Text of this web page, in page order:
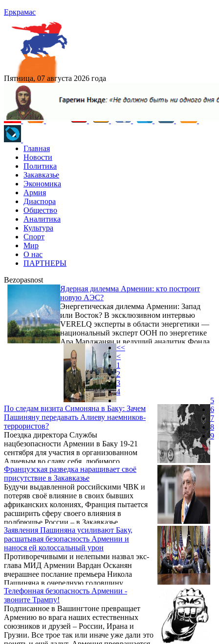
Еркрамас
Пятница, 07 августа 2026 года
Главная
Новости
Политика
Закавказье
Экономика
Армия
Диаспора
Общество
Аналитика
Культура
Спорт
Мир
О нас
ПАРТНЕРЫ
Bezopasnost
Ядерная дилемма Армении: кто построит
новую АЭС?
Энергетическая дилемма Армении: Запад
или Восток? В эксклюзивном интервью
VERELQ эксперты в области энергетики —
национальный эксперт ООН по энергетике
Ара Марджанян и ведущий аналитик Фонда
национальной энергетической безопасности
Игорь Юшков — анализируют сложную
ситуацию вокруг планов Армении по
строительству новой атомной
электростанции. Они обсуждают, как в
Москве восприняли заявление премьер-
министра Никола Пашиняна о
сотрудничестве с «Росатомом», а также
рассматривают, что стоит за выбором ...
По следам визита Симоняна в Баку: Зачем
Пашиняну передавать Алиеву наемников-
террористов?
Поездка директора Службы
нацбезопасности Армении в Баку 19-21
сентября для участия в организованном
Алиевым во славу себя, любимого,
«международном форуме по безопасности»
остается покрытой завесой таинственности.
Ведомство так и не удосужилось
предоставить общественности какую-либо
информацию о подробностях весьма, мягко
говоря, неординарного визита и, в
частности, не ответило на самый важный
вопрос: почему не было сделано ни
малейшей попытки встретиться с
армянскими пленными и заложниками, уже
...
Французская разведка наращивает своё
присутствие в Закавказье
Будучи выдавленной российскими ЧВК и
потеряв своё влияние в своих бывших
африканских колониях, Франция пытается
расширить сферу своего влияния в
подбрюшье России – в Закавказье.
Заявления Пашиняна усиливают Баку,
расшатывая безопасность Армении и
нанося ей колоссальный урон
Противоречивыми и нелепыми назвал экс-
глава МИД Армении Вардан Осканян
вчерашнее послание премьера Никола
Пашиняна в очередную годовщину
принятия Декларации независимости
страны. Об этом он написал в соцсети.
Телефонная безопасность Армении -
звоните Трампу!
Подписанное в Вашингтоне превращает
Армению во врага наших естественных
союзников и друзей – России, Ирана и
Грузии. Все трое так или иначе уже дали это
<<
<
1
2
3
4
5
6
7
8
9